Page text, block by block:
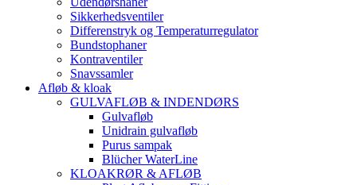
Sikkerhedsventiler
Differenstryk og Temperaturregulator
Bundstophaner
Kontraventiler
Snavssamler
Afløb & kloak
GULVAFLØB & INDENDØRS
Gulvafløb
Unidrain gulvafløb
Purus sampak
Blücher WaterLine
KLOAKRØR & AFLØB